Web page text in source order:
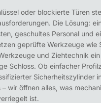
oder blockierte Türen
Die Lösung:
geschultes Personal und
geprüfte Werkzeuge wie
und Ziehtechnik
Schloss. Ob einfacher
Sicherheitszylinder
– wir öffnen alles, was
ist.